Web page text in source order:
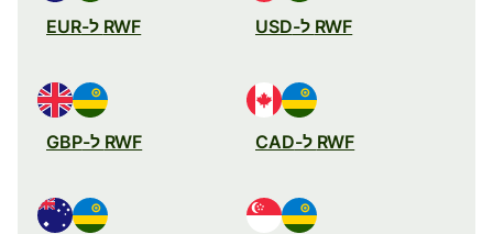
RWF ל-USD RWF ל-EUR
RWF ל-CAD RWF ל-GBP